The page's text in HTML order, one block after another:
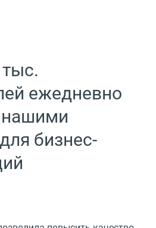
ежедневно
нашими
бизнес-